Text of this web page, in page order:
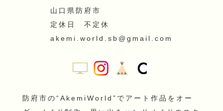
山口県防府市
定休日 不定休
akemi.world.sb@gmail.com
防府市の“AkemiWorld”でアート作品をオー